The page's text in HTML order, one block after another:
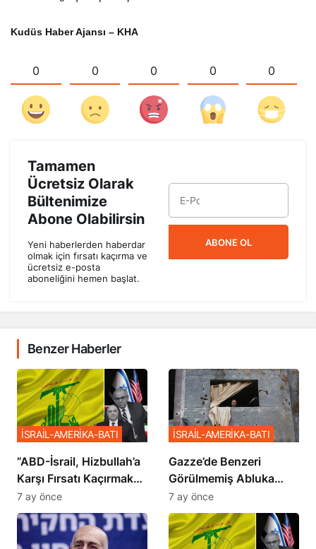
Kudüs Haber Ajansı – KHA
0 0 0 0 0
Tamamen
Ücretsiz Olarak
Bültenimize
Abone Olabilirsin
Yeni haberlerden haberdar
olmak için fırsatı kaçırma ve
ücretsiz e-posta
aboneliğini hemen başlat.
ABONE OL
Benzer Haberler
​​​​​​​”ABD-İsrail, Hizbullah’a
Karşı Fırsatı Kaçırmak
İstemiyor”
İSRAİL-AMERİKA-BATI
7 ay önce
​​​​​​​Gazze’de Benzeri
Görülmemiş Abluka
Planı
İSRAİL-AMERİKA-BATI
7 ay önce